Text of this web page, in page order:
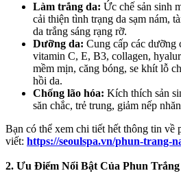
Làm trắng da: Ức chế sản sinh
cải thiện tình trạng da sạm nám,
da trắng sáng rạng rỡ.
Dưỡng da: Cung cấp các dưỡng
vitamin C, E, B3, collagen,
mềm mịn, căng bóng, se khít lỗ
hồi da.
Chống lão hóa: Kích thích sản
săn chắc, trẻ trung, giảm nếp
Bạn có thể xem chi tiết hết thông tin về
viết: https://seoulspa.vn/phun-trang-
2. Ưu Điểm Nổi Bật Của Phun